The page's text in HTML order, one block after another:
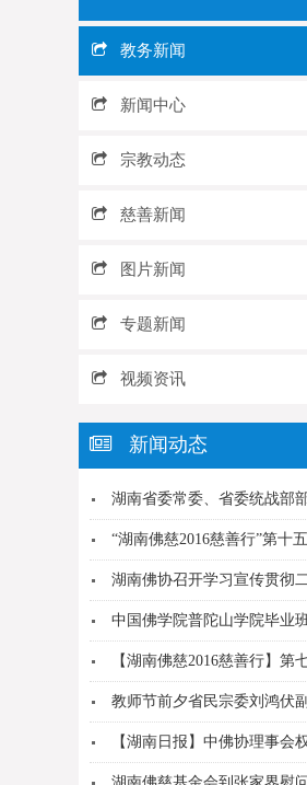
教务新闻
新闻中心
宗教动态
慈善新闻
图片新闻
专题新闻
视频资讯
新闻动态